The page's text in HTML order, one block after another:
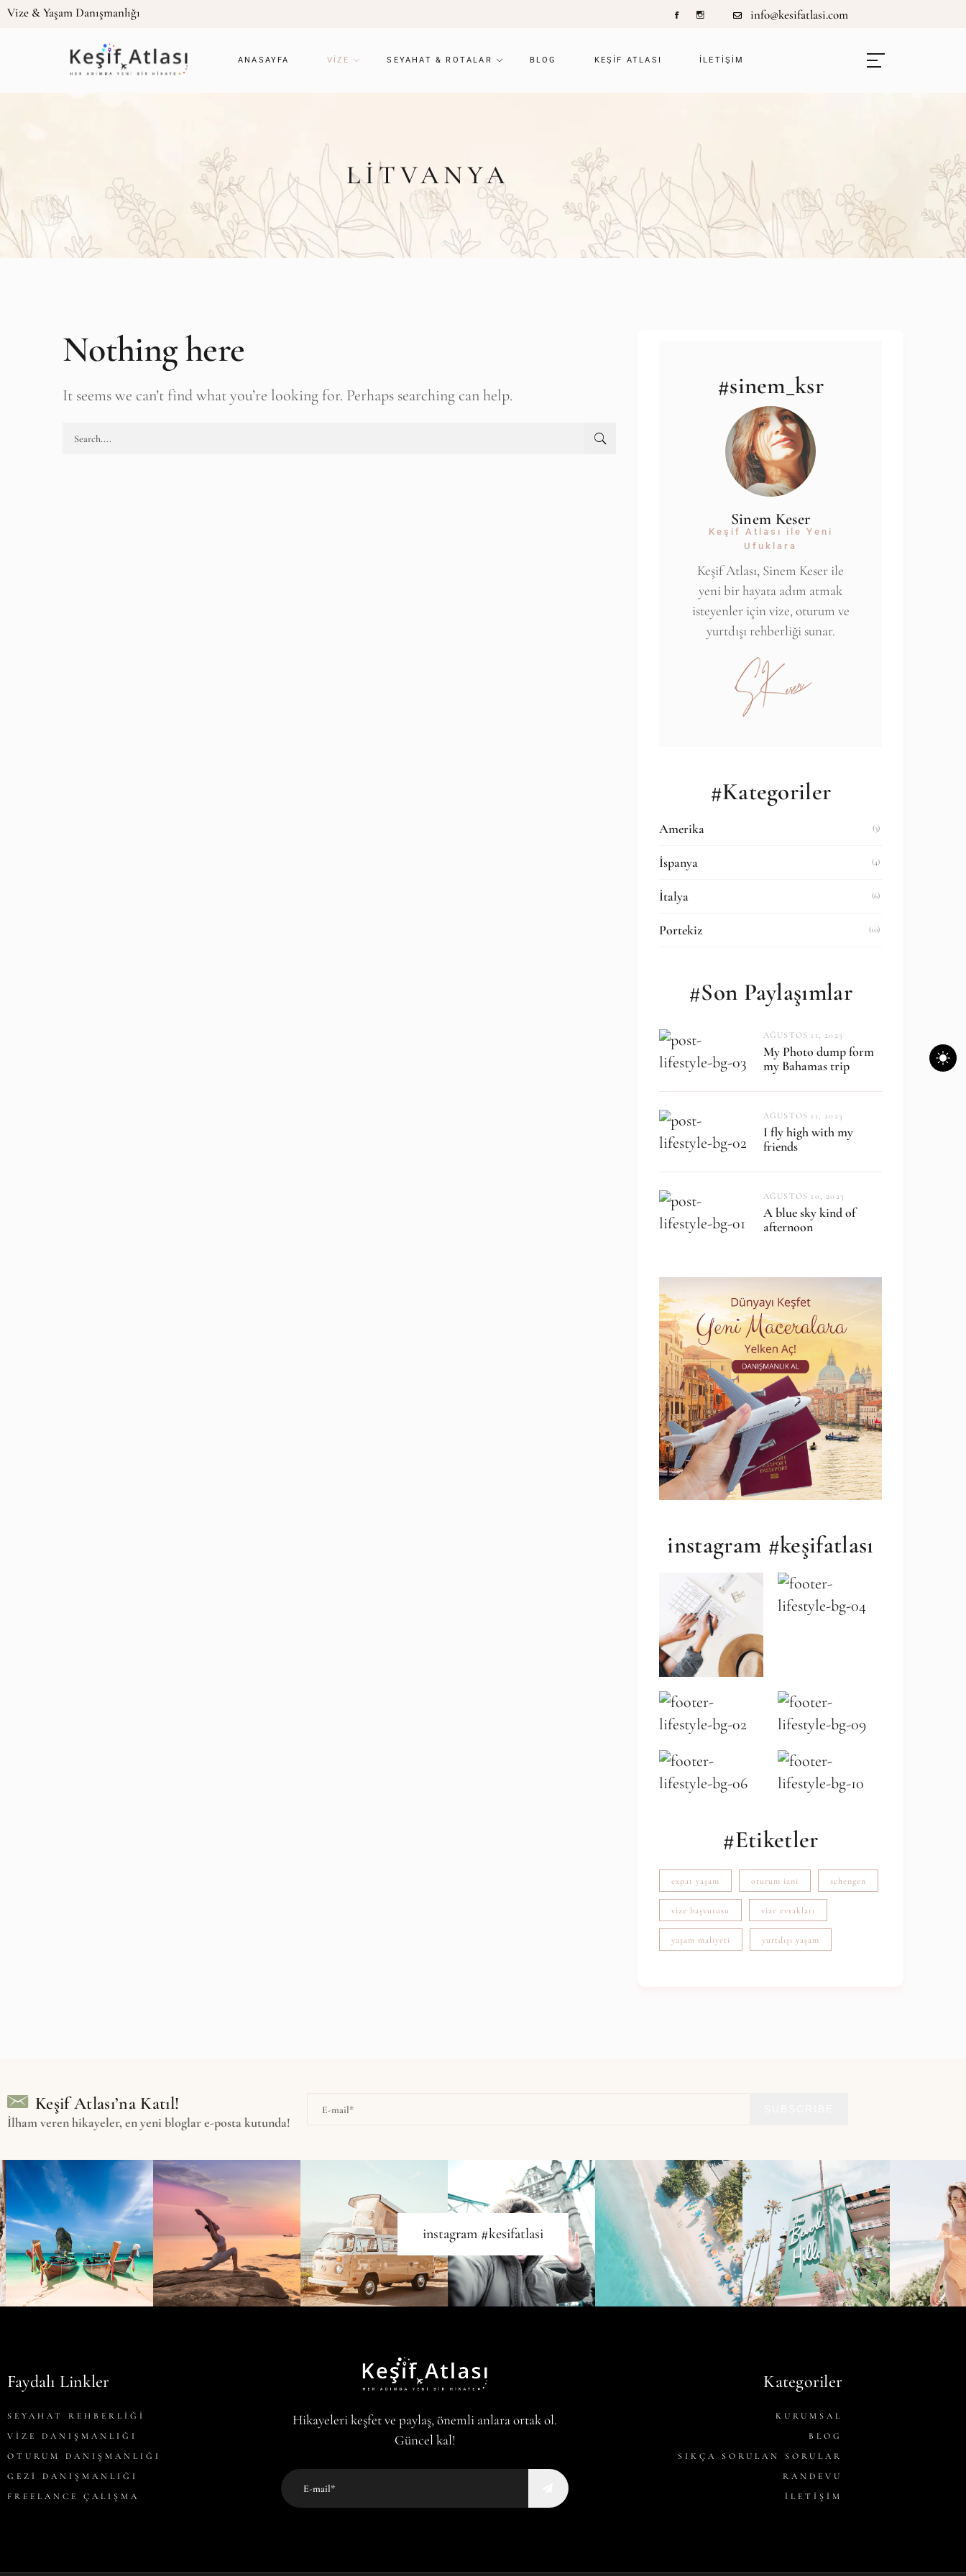
Vize & Yaşam Danışmanlığı info@kesifatlasi.com
ANASAYFA VIZE SEYAHAT & ROTALAR BLOG KEŞIF ATLASI ILETIŞIM
LITVANYA
Nothing here
It seems we can’t find what you’re looking for. Perhaps searching can help. #sinem_ksr
Sinem Keser
Keşif Atlası ile Yeni
Ufuklara
Keşif Atlası, Sinem Keser ile
yeni bir hayata adım atmak
isteyenler için vize, oturum ve
yurtdışı rehberliği sunar.
#Kategoriler
Amerika (3)
İspanya (4)
İtalya (6)
Portekiz (10)
#Son Paylaşımlar
AĞUSTOS 11, 2023
My Photo dump form
my Bahamas trip
AĞUSTOS 11, 2023
I fly high with my
friends
AĞUSTOS 10, 2023
A blue sky kind of
afternoon
instagram #keşifatlası
#Etiketler
expat yaşam oturum izni schengen
vize başvurusu vize evrakları
yaşam maliyeti yurtdışı yaşam
Keşif Atlası’na Katıl!
İlham veren hikayeler, en yeni bloglar e-posta kutunda!
instagram #kesifatlasi
Faydalı Linkler
VİZE DANIŞMANLIĞI
OTURUM DANIŞMANLIĞI
GEZİ DANIŞMANLIĞI
FREELANCE ÇALIŞMA
Hikayeleri keşfet ve paylaş, önemli anlara ortak ol.
Güncel kal!
Kategoriler
SIKÇA SORULAN SORULAR
İLETİŞİM